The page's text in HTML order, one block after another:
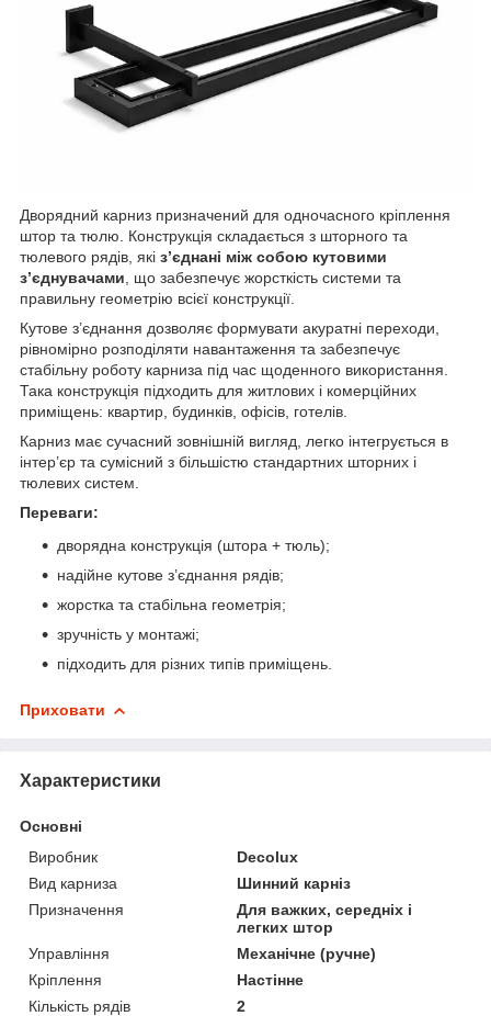
Дворядний карниз призначений для одночасного кріплення
штор та тюлю. Конструкція складається з шторного та
тюлевого рядів, які з’єднані між собою кутовими
з’єднувачами , що забезпечує жорсткість системи та
правильну геометрію всієї конструкції.
Кутове з’єднання дозволяє формувати акуратні переходи,
рівномірно розподіляти навантаження та забезпечує
стабільну роботу карниза під час щоденного використання.
Така конструкція підходить для житлових і комерційних
приміщень: квартир, будинків, офісів, готелів.
Карниз має сучасний зовнішній вигляд, легко інтегрується в
інтер’єр та сумісний з більшістю стандартних шторних і
тюлевих систем.
Переваги:
дворядна конструкція (штора + тюль);
надійне кутове з’єднання рядів;
жорстка та стабільна геометрія;
зручність у монтажі;
підходить для різних типів приміщень.
Приховати
Характеристики
Основні
Виробник
Decolux
Вид карниза
Шинний карніз
Призначення
Для важких, середніх і
легких штор
Управління
Механічне (ручне)
Кріплення
Настінне
Кількість рядів
2